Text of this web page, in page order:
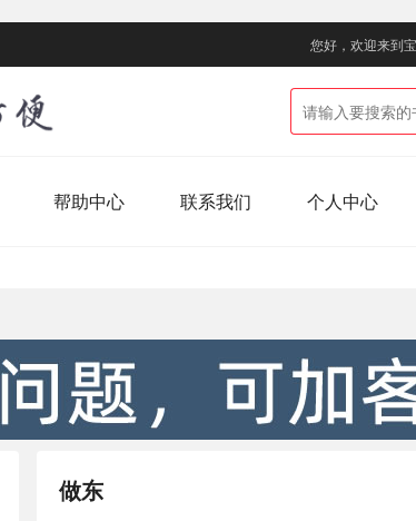
您好，欢迎来到
帮助中心 联系我们 个人中心
做东